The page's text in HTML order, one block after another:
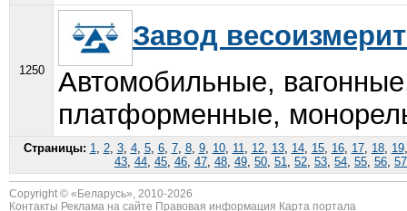
1250
Завод
Автомобильные,
платформенные,
Страницы: 1, 2, 3, 4, 5, 6, 7, 8, 9, 10, 11, 12, 13, 14, 15, 16, 17, 18, 19
43, 44, 45, 46, 47, 48, 49, 50, 51, 52, 53, 54, 55, 56, 57
Copyright © « Беларусь», 2010-2026
Контакты Реклама на сайте Правовая информация Карта портала